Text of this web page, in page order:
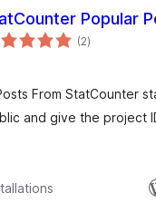
Popular
(2total
ratings
)
From StatCounter
and give the project